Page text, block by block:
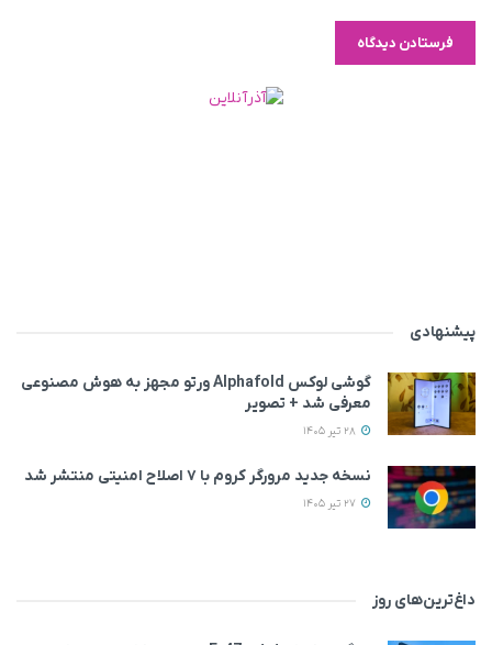
پیشنهادی
گوشی لوکس Alphafold ورتو مجهز به هوش مصنوعی
معرفی شد + تصویر
نسخه جدید مرورگر کروم با ۷ اصلاح امنیتی منتشر شد
داغ‌ترین‌های روز